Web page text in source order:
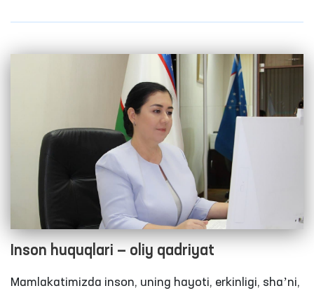
mustahkamlashga intilishi zarurligini tushinish lozim.
Shuning uchun ham har bir inson “mustaqillik” degan
so‘zning tub maʼnosini tushunib yetishi, bu so‘zning
buyuk neʼmat ekanligini anglashi va unda naqadar
ulug‘ maʼno yotganligini anglashi ahamiyatlidir.
Inson huquqlari — oliy qadriyat
Mamlakatimizda inson, uning hayoti, erkinligi, shaʼni,